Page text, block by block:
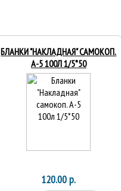
БЛАНКИ "НАКЛАДНАЯ" САМОКОП.
А-5 100Л 1/5*50
120.00 р.